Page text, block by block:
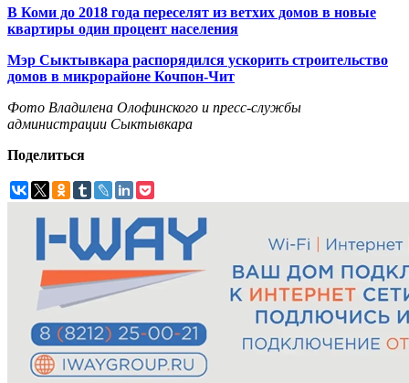
В Коми до 2018 года переселят из ветхих домов в новые
квартиры один процент населения
Мэр Сыктывкара распорядился ускорить строительство
домов в микрорайоне Кочпон-Чит
Фото Владилена Олофинского и пресс-службы
администрации Сыктывкара
Поделиться